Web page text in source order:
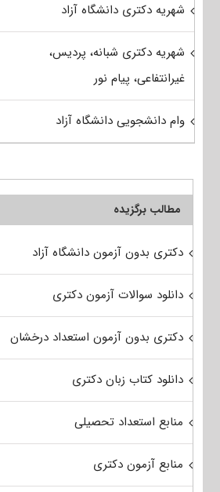
شهریه دکتری دانشگاه آزاد
شهریه دکتری شبانه، پردیس،
غیرانتفاعی، پیام نور
وام دانشجویی دانشگاه آزاد
مطالب برگزیده
دکتری بدون آزمون دانشگاه آزاد
دانلود سوالات آزمون دکتری
دکتری بدون آزمون استعداد درخشان
دانلود کتاب زبان دکتری
منابع استعداد تحصیلی
منابع آزمون دکتری